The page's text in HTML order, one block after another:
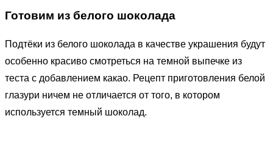
Готовим из белого шоколада
Подтёки из белого шоколада в качестве украшения будут
особенно красиво смотреться на темной выпечке из
теста с добавлением какао. Рецепт приготовления белой
глазури ничем не отличается от того, в котором
используется темный шоколад.